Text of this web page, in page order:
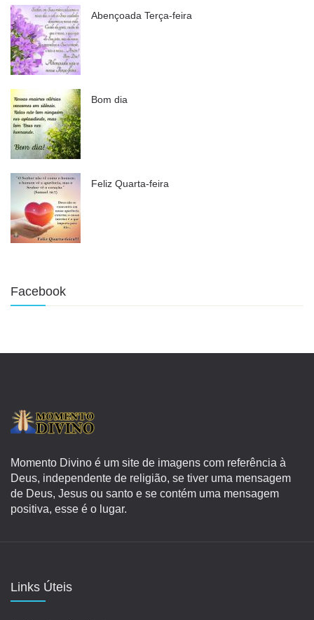
Abençoada Terça-feira
Bom dia
Feliz Quarta-feira
Facebook
Momento Divino é um site de imagens com referência à
Deus, independente de religião, se tiver uma mensagem
de Deus, Jesus ou santo e se contém uma mensagem
positiva, esse é o lugar.
Links Úteis